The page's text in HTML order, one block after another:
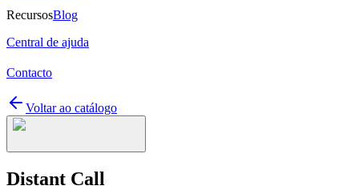
RecursosBlog
Central de ajuda
Contacto
Voltar ao catálogo
Distant Call